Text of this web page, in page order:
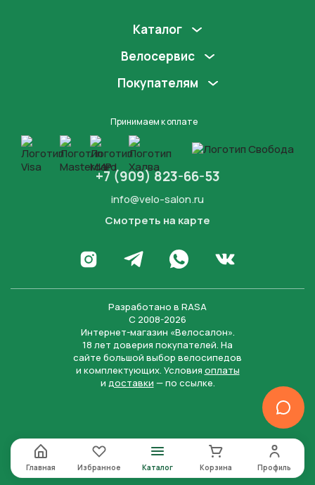
Каталог
Велосервис
Покупателям
Принимаем к оплате
+7 (909) 823-66-53
info@velo-salon.ru
Смотреть на карте
Перейти в Инстаграм
Написать в Телеграм
Написать в WhatsApp
Перейти во
Разработано в RASA
С 2008-2026
Интернет-магазин «Велосалон».
18 лет доверия покупателей. На
сайте большой выбор велосипедов
и комплектующих. Условия оплаты
и доставки — по ссылке.
Главная Избранное Каталог Корзина Профиль
Нажимая на кнопку “Отправить заявку”, вы даете
согласие на обработку персональных данных и
соглашаетесь с политикой конфиденциальности